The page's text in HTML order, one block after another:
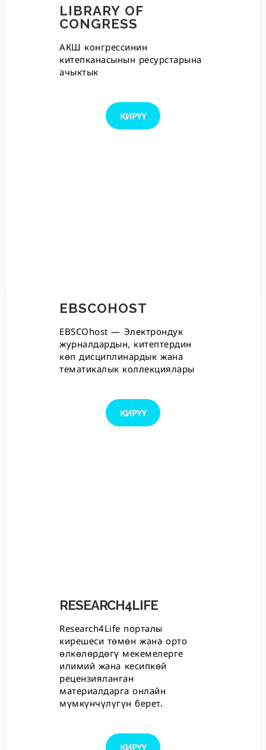
LIBRARY OF
CONGRESS
АКШ конгрессинин
китепканасынын ресурстарына
ачыктык
КИРҮҮ
EBSCOHOST
EBSCOhost — Электрондук
журналдардын, китептердин
көп дисциплинардык жана
тематикалык коллекциялары
КИРҮҮ
RESEARCH4LIFE
Research4Life порталы
кирешеси төмөн жана орто
өлкөлөрдөгү мекемелерге
илимий жана кесипкөй
рецензияланган
материалдарга онлайн
мүмкүнчүлүгүн берет.
КИРҮҮ